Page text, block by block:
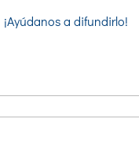
Copy
¡Ayúdanos a difundirlo!